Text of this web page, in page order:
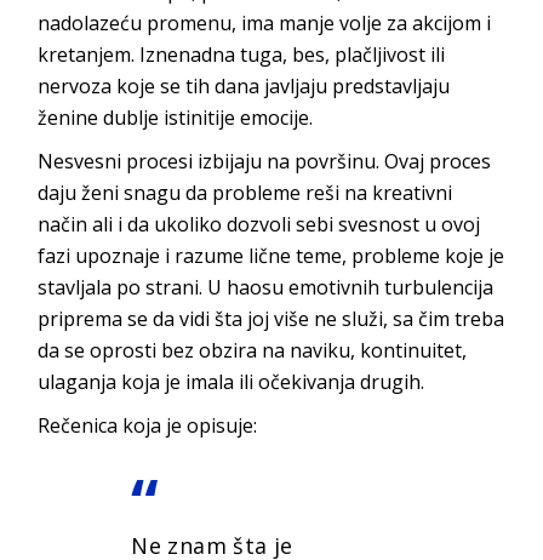
nadolazeću promenu, ima manje volje za akcijom i
kretanjem. Iznenadna tuga, bes, plačljivost ili
nervoza koje se tih dana javljaju predstavljaju
ženine dublje istinitije emocije.
Nesvesni procesi izbijaju na površinu. Ovaj proces
daju ženi snagu da probleme reši na kreativni
način ali i da ukoliko dozvoli sebi svesnost u ovoj
fazi upoznaje i razume lične teme, probleme koje je
stavljala po strani. U haosu emotivnih turbulencija
priprema se da vidi šta joj više ne služi, sa čim treba
da se oprosti bez obzira na naviku, kontinuitet,
ulaganja koja je imala ili očekivanja drugih.
Rečenica koja je opisuje:
Ne znam šta je